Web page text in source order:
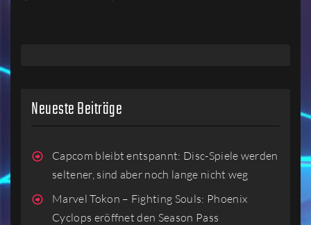
Neueste Beiträge
Capcom bleibt entspannt: Disc-Spiele werden
seltener, sind aber noch lange nicht weg
Marvel Tokon – Fighting Souls: Phoenix
Cyclops eröffnet den Season Pass